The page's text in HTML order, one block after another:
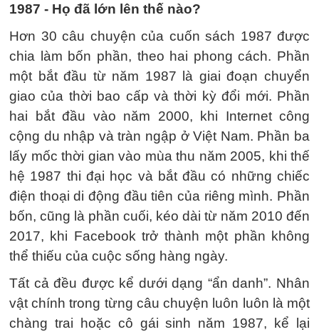
1987 - Họ đã lớn lên thế nào?
Hơn 30 câu chuyện của cuốn sách 1987 được
chia làm bốn phần, theo hai phong cách. Phần
một bắt đầu từ năm 1987 là giai đoạn chuyển
giao của thời bao cấp và thời kỳ đổi mới. Phần
hai bắt đầu vào năm 2000, khi Internet công
cộng du nhập và tràn ngập ở Việt Nam. Phần ba
lấy mốc thời gian vào mùa thu năm 2005, khi thế
hệ 1987 thi đại học và bắt đầu có những chiếc
điện thoại di động đầu tiên của riêng mình. Phần
bốn, cũng là phần cuối, kéo dài từ năm 2010 đến
2017, khi Facebook trở thành một phần không
thể thiếu của cuộc sống hàng ngày.
Tất cả đều được kể dưới dạng “ẩn danh”. Nhân
vật chính trong từng câu chuyện luôn luôn là một
chàng trai hoặc cô gái sinh năm 1987, kể lại